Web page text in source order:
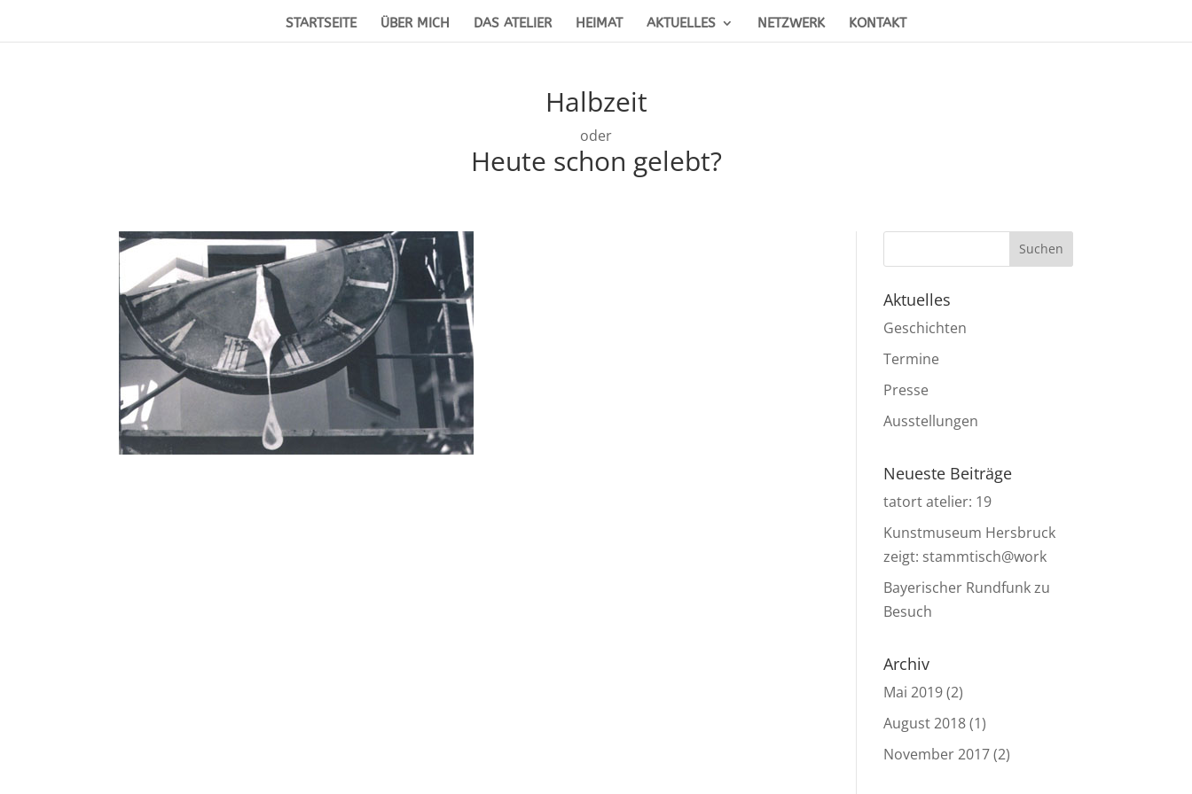
STARTSEITE ÜBER MICH DAS ATELIER HEIMAT AKTUELLES NETZWERK KONTAKT
Halbzeit
oder
Heute schon gelebt?
Aktuelles
Geschichten
Termine
Presse
Ausstellungen
Neueste Beiträge
tatort atelier: 19
Kunstmuseum Hersbruck
zeigt: stammtisch@work
Bayerischer Rundfunk zu
Besuch
Archiv
Mai 2019(2)
August 2018(1)
November 2017(2)